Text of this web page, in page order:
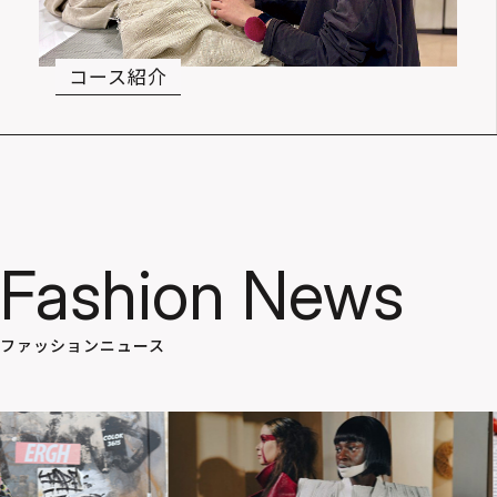
コース紹介
Fashion News
ファッションニュース